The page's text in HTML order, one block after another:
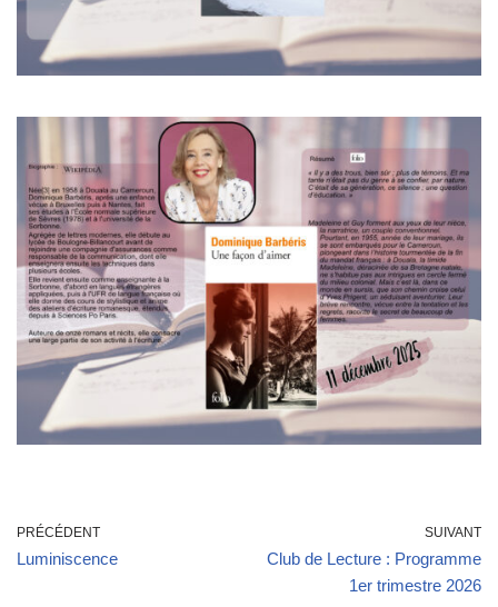
PRÉCÉDENT
Luminiscence
SUIVANT
Club de Lecture : Programme
1er trimestre 2026